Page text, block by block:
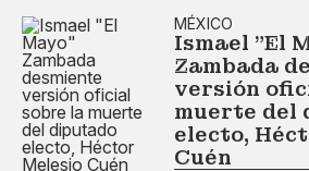
MÉXICO
Ismael "El
Zambada
versión
muerte del
electo,
Cuén